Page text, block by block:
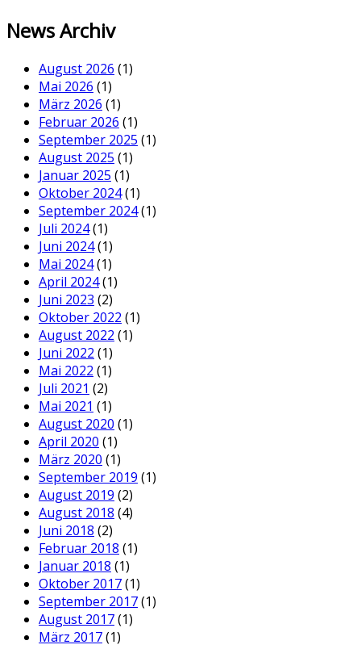
News Archiv
August 2026 (1)
Mai 2026 (1)
März 2026 (1)
Februar 2026 (1)
September 2025 (1)
August 2025 (1)
Januar 2025 (1)
Oktober 2024(1)
September 2024(1)
Juli 2024(1)
Juni 2024(1)
Mai 2024(1)
April 2024(1)
Juni 2023 (2)
Oktober 2022 (1)
August 2022 (1)
Juni 2022 (1)
Mai 2022 (1)
Juli 2021 (2)
Mai 2021 (1)
August 2020 (1)
April 2020 (1)
März 2020 (1)
September 2019 (1)
August 2019 (2)
August 2018 (4)
Juni 2018 (2)
Februar 2018 (1)
Januar 2018 (1)
Oktober 2017(1)
September 2017(1)
August 2017(1)
März 2017(1)